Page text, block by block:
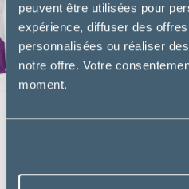
peuvent être utilisées pour
expérience, diffuser des
personnalisées ou réaliser
notre offre. Votre
moment.